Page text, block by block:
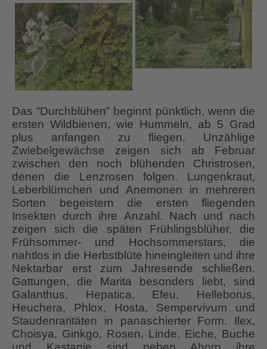
Das “Durchblühen” beginnt pünktlich, wenn die
ersten Wildbienen, wie Hummeln, ab 5 Grad
plus anfangen zu fliegen. Unzählige
Zwiebelgewächse zeigen sich ab Februar
zwischen den noch blühenden Christrosen,
denen die Lenzrosen folgen. Lungenkraut,
Leberblümchen und Anemonen in mehreren
Sorten begeistern die ersten fliegenden
Insekten durch ihre Anzahl. Nach und nach
zeigen sich die späten Frühlingsblüher, die
Frühsommer- und Hochsommerstars, die
nahtlos in die Herbstblüte hineingleiten und ihre
Nektarbar erst zum Jahresende schließen.
Gattungen, die Marita besonders liebt, sind
Galanthus, Hepatica, Efeu, Helleborus,
Heuchera, Phlox, Hosta, Sempervivum und
Staudenraritäten in panaschierter Form. Ilex,
Choisya, Ginkgo, Rosen, Linde, Eiche, Buche